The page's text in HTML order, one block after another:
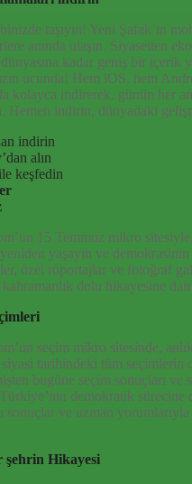
taşıyın! Yeni Şafak’ın
anında ulaşın. Siyasetten
kadar geniş bir içerik
ucunda! Hem iOS, hem
kolayca indirerek, günün her
Hemen indirin, dünyadaki
indirin
alın
keşfedin
15 Temmuz mikro
yaşayın ve
özel röportajlar ve fotoğraf
kahramanlık dolu hikayesine
seçim mikro sitesinde,
tarihindeki tüm seçimlerin
bugüne seçim sonuçları ve
demokratik sürecine
sonuçlar ve uzman
Hikayesi